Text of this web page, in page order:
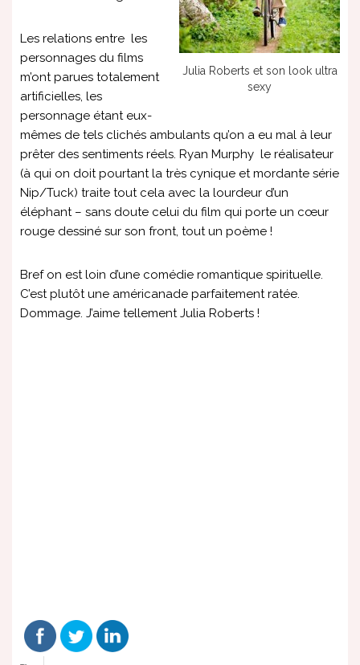
Julia Roberts et son look ultra
sexy
Les relations entre les
personnages du films
m’ont parues totalement
artificielles, les
personnage étant eux-
mêmes de tels clichés ambulants qu’on a eu mal à leur
prêter des sentiments réels. Ryan Murphy le réalisateur
(à qui on doit pourtant la très cynique et mordante série
Nip/Tuck) traite tout cela avec la lourdeur d’un
éléphant – sans doute celui du film qui porte un cœur
rouge dessiné sur son front, tout un poème !
Bref on est loin d’une comédie romantique spirituelle.
C’est plutôt une américanade parfaitement ratée.
Dommage. J’aime tellement Julia Roberts !